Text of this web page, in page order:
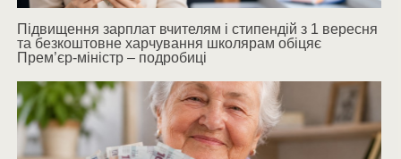
Підвищення зарплат вчителям і стипендій з 1 вересня
та безкоштовне харчування школярам обіцяє
Прем’єр-міністр – подробиці